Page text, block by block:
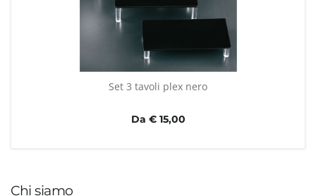
Chi siamo
Set 3 tavoli plex nero
Da € 15,00